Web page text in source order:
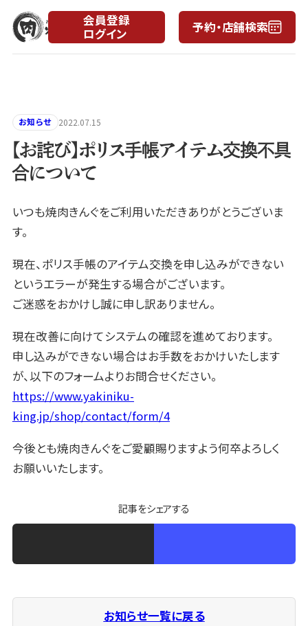
会員登録
ログイン
予約・店舗検索
お知らせ 2022.07.15
【お詫び】ポリス手帳アイテム交換不具
合について
いつも焼肉きんぐをご利用いただきありがとうございま
す。
現在、ポリス手帳のアイテム交換を申し込みができない
というエラーが発生する場合がございます。
ご迷惑をおかけし誠に申し訳ありません。
現在改善に向けてシステムの確認を進めております。
申し込みができない場合はお手数をおかけいたします
が、以下のフォームよりお問合せください。
https://www.yakiniku-
king.jp/shop/contact/form/4
今後とも焼肉きんぐをご愛顧賜りますよう何卒よろしく
お願いいたします。
記事をシェアする
お知らせ一覧に戻る